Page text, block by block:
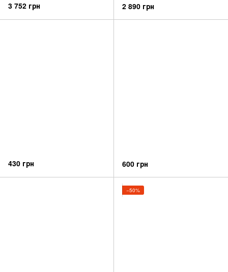
3 752 грн 2 890 грн
430 грн 600 грн
−50%